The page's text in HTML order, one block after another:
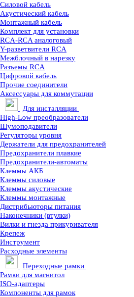
Силовой кабель
Акустический кабель
Монтажный кабель
Комплект для установки
RCA-RCA аналоговый
Y-разветвители RCA
Межблочный в нарезку
Разъемы RCA
Цифровой кабель
Прочие соединители
Аксессуары для коммутации
Для инсталляции
High-Low преобразователи
Шумоподавители
Регуляторы уровня
Держатели для предохранителей
Предохранители плавкие
Предохранители-автоматы
Клеммы АКБ
Клеммы силовые
Клеммы акустические
Клеммы монтажные
Дистрибьюторы питания
Наконечники (втулки)
Вилки и гнезда прикуривателя
Крепеж
Инструмент
Расходные элементы
Переходные рамки
Рамки для магнитол
ISO-адаптеры
Компоненты для рамок